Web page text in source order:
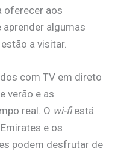
oferecer aos
algumas
a visitar.
com TV em direto
verão e as
real. O wi-fiestá
e os
podem desfrutar de